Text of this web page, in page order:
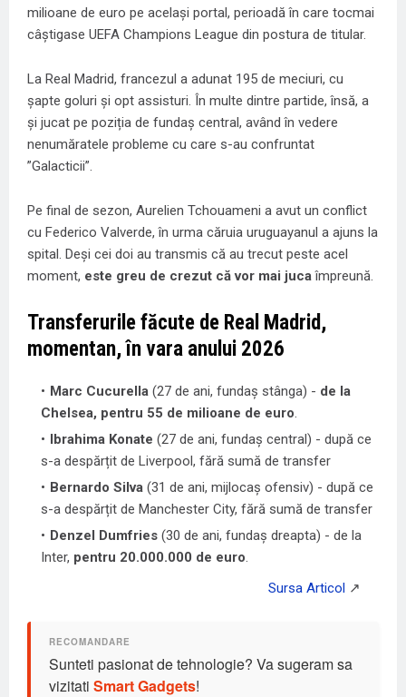
milioane de euro pe același portal, perioadă în care tocmai
câștigase UEFA Champions League din postura de titular.
La Real Madrid, francezul a adunat 195 de meciuri, cu
șapte goluri și opt assisturi. În multe dintre partide, însă, a
și jucat pe poziția de fundaș central, având în vedere
nenumăratele probleme cu care s-au confruntat
”Galacticii”.
Pe final de sezon, Aurelien Tchouameni a avut un conflict
cu Federico Valverde, în urma căruia uruguayanul a ajuns la
spital. Deși cei doi au transmis că au trecut peste acel
moment, este greu de crezut că vor mai jucaîmpreună.
Transferurile făcute de Real Madrid,
momentan, în vara anului 2026
Marc Cucurella (27 de ani, fundaș stânga) - de la
Chelsea, pentru 55 de milioane de euro.
Ibrahima Konate (27 de ani, fundaș central) - după ce
s-a despărțit de Liverpool, fără sumă de transfer
Bernardo Silva (31 de ani, mijlocaș ofensiv) - după ce
s-a despărțit de Manchester City, fără sumă de transfer
Denzel Dumfries (30 de ani, fundaș dreapta) - de la
Inter, pentru 20.000.000 de euro.
Sunteti pasionat de tehnologie? Va sugeram sa
vizitati Smart Gadgets!